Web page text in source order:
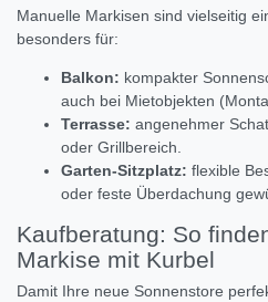
Manuelle Markisen sind vielseitig
besonders für:
Balkon: kompakter
auch bei Mietobjekten
Terrasse: angenehmer
oder Grillbereich.
Garten-Sitzplatz: flexible
oder feste Überdachung
Kaufberatung: So
Markise mit Kurbel
Damit Ihre neue Sonnenstore